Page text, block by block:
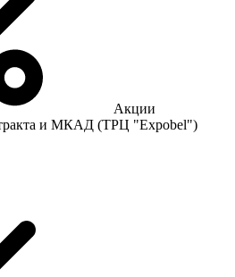
Акции
тракта и МКАД (ТРЦ "Expobel")